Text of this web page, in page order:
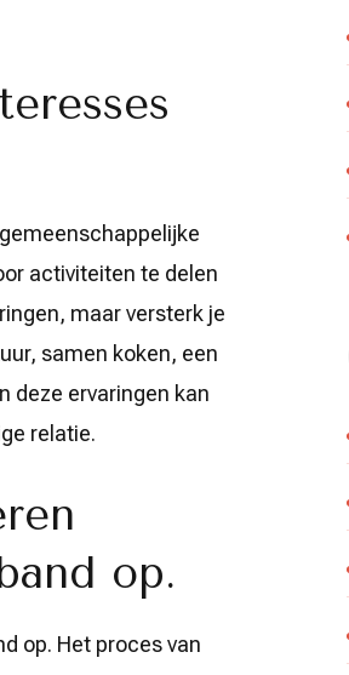
activiteiten te delen
maar versterk je
samen koken, een
deze ervaringen kan
relatie.
op.
op. Het proces van